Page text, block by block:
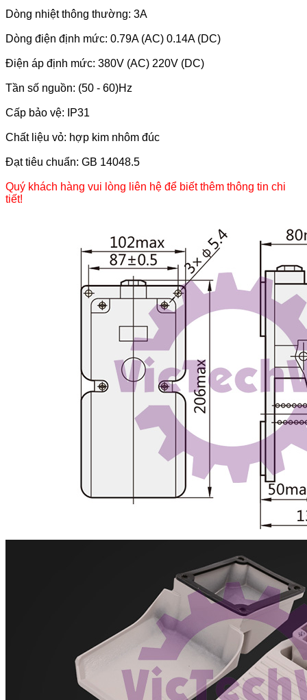
Dòng nhiệt thông thường: 3A
Dòng điện định mức: 0.79A (AC) 0.14A (DC)
Điện áp định mức: 380V (AC) 220V (DC)
Tần số nguồn: (50 - 60)Hz
Cấp bảo vệ: IP31
Chất liệu vỏ: hợp kim nhôm đúc
Đạt tiêu chuẩn: GB 14048.5
Quý khách hàng vui lòng liên hệ để biết thêm thông tin chi
tiết!